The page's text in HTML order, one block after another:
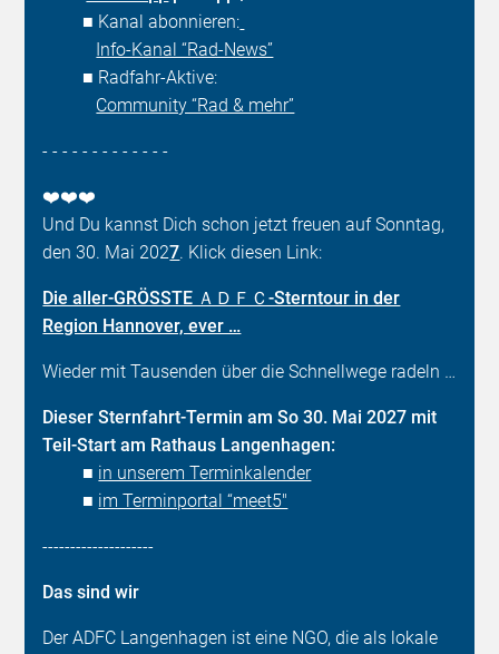
■ Kanal abonnieren:
Info-Kanal “Rad-News”
■ Radfahr-Aktive:
Community “Rad & mehr”
- - - - - - - - - - - - -
❤️❤️❤️
Und Du kannst Dich schon jetzt freuen auf Sonntag,
den 30. Mai 2027. Klick diesen Link:
Die aller-GRÖSSTE ＡＤＦＣ-Sterntour in der
Region Hannover, ever …
Wieder mit Tausenden über die Schnellwege radeln …
Dieser Sternfahrt-Termin am So 30. Mai 2027 mit
Teil-Start am Rathaus Langenhagen:
■ in unserem Terminkalender
■ im Terminportal “meet5"
--------------------
Das sind wir
Der ADFC Langenhagen ist eine NGO, die als lokale